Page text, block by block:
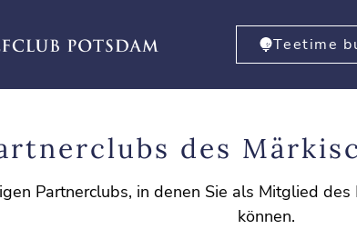
Teetime
des
Partnerclubs, in denen Sie als Mitglied
können.